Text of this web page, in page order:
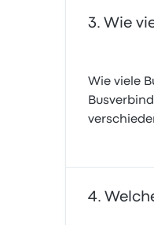
Wie
Wie viele